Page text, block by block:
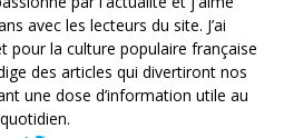
avec les lecteurs du site. J’ai
pour la culture populaire française
des articles qui divertiront nos
une dose d’information utile au
quotidien.